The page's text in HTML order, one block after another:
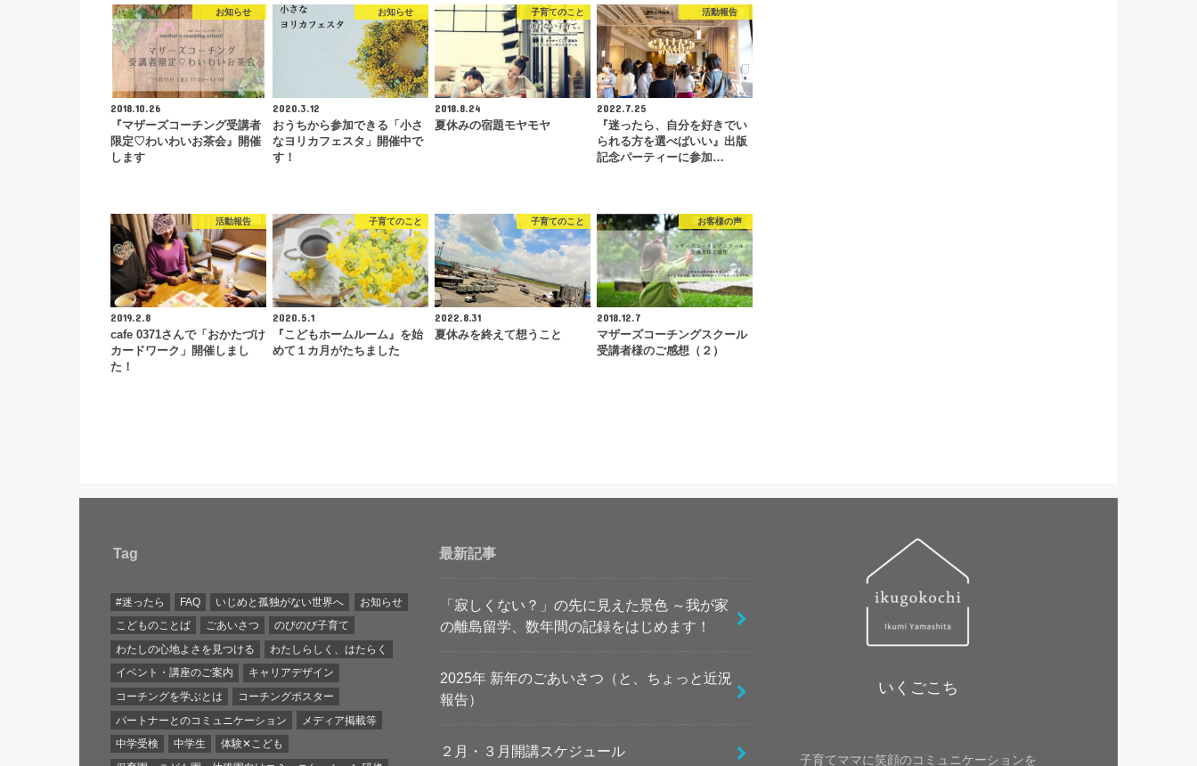
お知らせ
2018.10.26
『マザーズコーチング受講者
限定♡わいわいお茶会』開催
します
お知らせ
2020.3.12
おうちから参加できる「小さ
なヨリカフェスタ」開催中で
す！
子育てのこと
2018.8.24
夏休みの宿題モヤモヤ
活動報告
2022.7.25
『迷ったら、自分を好きでい
られる方を選べばいい』出版
記念パーティーに参加…
活動報告
2019.2.8
cafe 0371さんで「おかたづけ
カードワーク」開催しまし
た！
子育てのこと
2020.5.1
『こどもホームルーム』を始
めて１カ月がたちました
子育てのこと
2022.8.31
夏休みを終えて想うこと
お客様の声
2018.12.7
マザーズコーチングスクール
受講者様のご感想（２）
Tag
#迷ったら FAQ いじめと孤独がない世界へ
お知らせ
こどものことば
ごあいさつ
のびのび子育て
わたしの心地よさを見つける
わたしらしく、はたらく
イベント・講座のご案内
キャリアデザイン
コーチングを学ぶとは
コーチングポスター
パートナーとのコミュニケーション
メディア掲載等
中学受検
中学生
体験✕こども
最新記事
「寂しくない？」の先に見えた景色 ～我が家
の離島留学、数年間の記録をはじめます！
2025年 新年のごあいさつ（と、ちょっと近況
報告）
２月・３月開講スケジュール
いくごこち
子育てママに笑顔のコミュニケーションを